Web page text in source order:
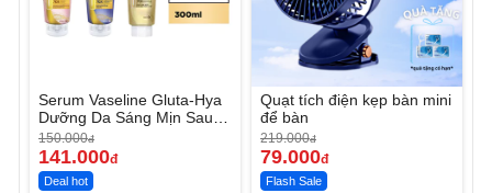
Serum Vaseline Gluta-Hya
Dưỡng Da Sáng Mịn Sau 7
Ngày
150.000đ
141.000đ
Deal hot
Quạt tích điện kẹp bàn mini
để bàn
219.000đ
79.000đ
Flash Sale